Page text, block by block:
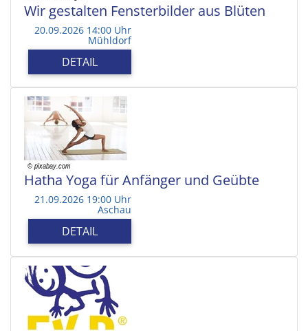
Wir gestalten Fensterbilder aus Blüten
20.09.2026 14:00 Uhr
Mühldorf
DETAIL
Hatha Yoga für Anfänger und Geübte
21.09.2026 19:00 Uhr
Aschau
DETAIL